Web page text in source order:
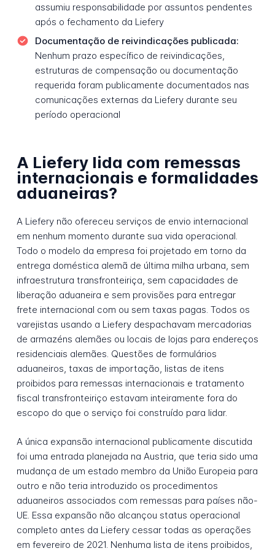
assumiu responsabilidade por assuntos pendentes
após o fechamento da Liefery
Documentação de reivindicações publicada:
Nenhum prazo específico de reivindicações,
estruturas de compensação ou documentação
requerida foram publicamente documentados nas
comunicações externas da Liefery durante seu
período operacional
A Liefery lida com remessas
internacionais e formalidades
aduaneiras?
A Liefery não ofereceu serviços de envio internacional
em nenhum momento durante sua vida operacional.
Todo o modelo da empresa foi projetado em torno da
entrega doméstica alemã de última milha urbana, sem
infraestrutura transfronteiriça, sem capacidades de
liberação aduaneira e sem provisões para entregar
frete internacional com ou sem taxas pagas. Todos os
varejistas usando a Liefery despachavam mercadorias
de armazéns alemães ou locais de lojas para endereços
residenciais alemães. Questões de formulários
aduaneiros, taxas de importação, listas de itens
proibidos para remessas internacionais e tratamento
fiscal transfronteiriço estavam inteiramente fora do
escopo do que o serviço foi construído para lidar.
A única expansão internacional publicamente discutida
foi uma entrada planejada na Austria, que teria sido uma
mudança de um estado membro da União Europeia para
outro e não teria introduzido os procedimentos
aduaneiros associados com remessas para países não-
UE. Essa expansão não alcançou status operacional
completo antes da Liefery cessar todas as operações
em fevereiro de 2021. Nenhuma lista de itens proibidos,